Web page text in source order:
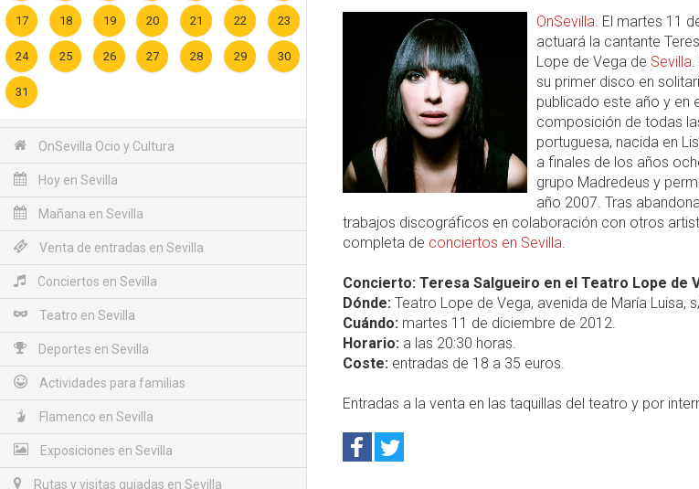
17 18 19 20 21 22 23
24 25 26 27 28 29 30
31
OnSevilla Ocio y Cultura
Hoy en Sevilla
Mañana en Sevilla
Venta de entradas en Sevilla
Conciertos en Sevilla
Teatro en Sevilla
Deportes en Sevilla
Actividades para familias
Flamenco en Sevilla
Exposiciones en Sevilla
Rutas y visitas guiadas en Sevilla
OnSevilla. El martes 11
actuará la cantante
Lope de Vega de Sevilla.
su primer disco en
publicado este año y en
composición de todas
portuguesa, nacida en
a finales de los años
grupo Madredeus y
año 2007. Tras
trabajos discográficos en colaboración con otros
completa de conciertos en Sevilla.
Concierto: Teresa Salgueiro en el Teatro Lope de
Dónde: Teatro Lope de Vega, avenida de María Luisa,
Cuándo: martes 11 de diciembre de 2012.
Horario: a las 20:30 horas.
Coste: entradas de 18 a 35 euros.
Entradas a la venta en las taquillas del teatro y por